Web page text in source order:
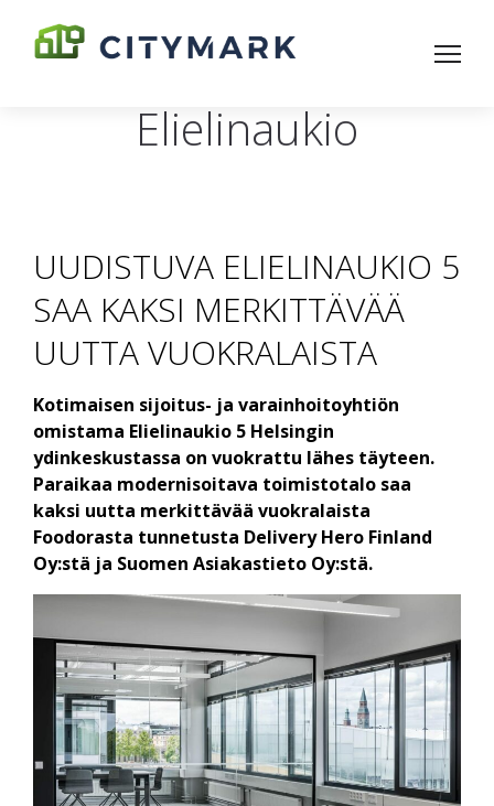
Elielinaukio
UUDISTUVA ELIELINAUKIO 5
SAA KAKSI MERKITTÄVÄÄ
UUTTA VUOKRALAISTA
Kotimaisen sijoitus- ja varainhoitoyhtiön
omistama Elielinaukio 5 Helsingin
ydinkeskustassa on vuokrattu lähes täyteen.
Paraikaa modernisoitava toimistotalo saa
kaksi uutta merkittävää vuokralaista
Foodorasta tunnetusta Delivery Hero Finland
Oy:stä ja Suomen Asiakastieto Oy:stä.